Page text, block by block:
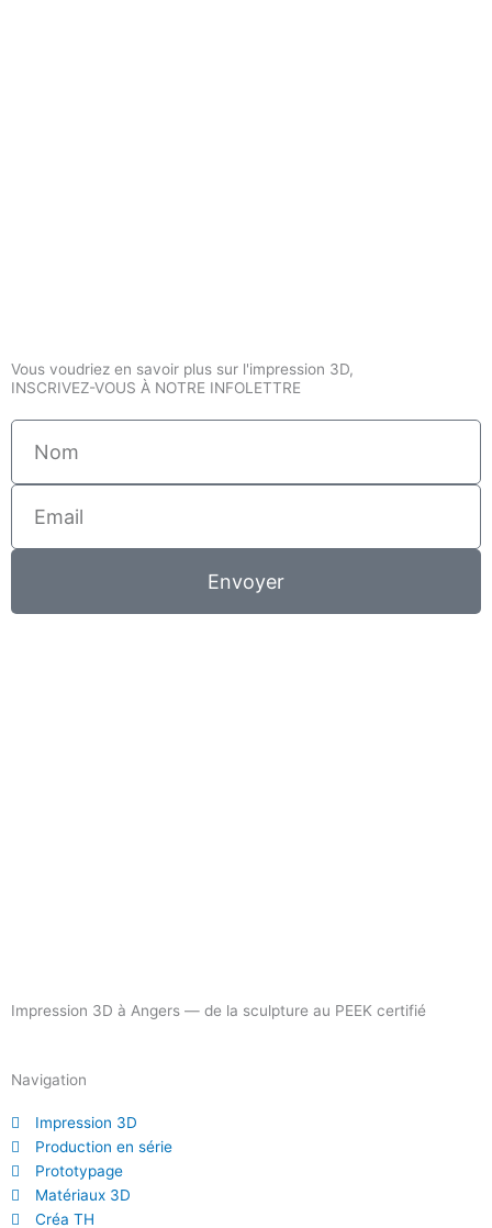
Vous voudriez en savoir plus sur l'impression 3D,
INSCRIVEZ-VOUS À NOTRE INFOLETTRE
Envoyer
Impression 3D à Angers — de la sculpture au PEEK certifié
Navigation
Impression 3D
Production en série
Prototypage
Matériaux 3D
Créa TH